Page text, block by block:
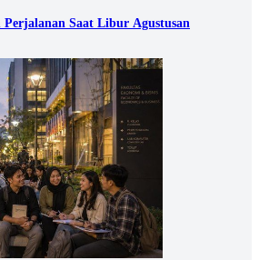
Perjalanan Saat Libur Agustusan